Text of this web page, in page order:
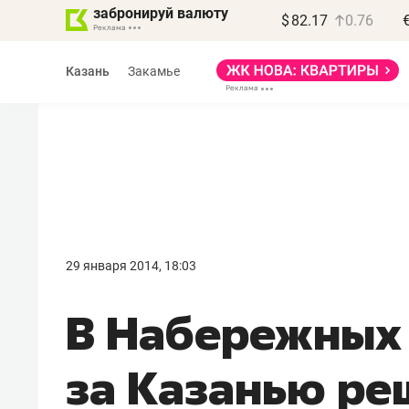
забронируй валюту $ 82.17 0.76
Казань Закамье
29 января 2014, 18:03
В Набережных
за Казанью
правил, бизнес может
потерять минимум